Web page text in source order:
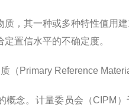
其一种或多种特性值用建
置信水平的不确定度。
Primary Reference
念。计量委员会（CIPM）